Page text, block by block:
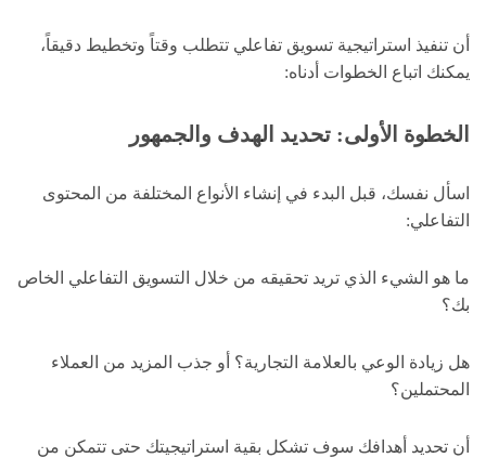
أن تنفيذ استراتيجية تسويق تفاعلي تتطلب وقتاً وتخطيط دقيقاً،
يمكنك اتباع الخطوات أدناه:
الخطوة الأولى: تحديد الهدف والجمهور
اسأل نفسك، قبل البدء في إنشاء الأنواع المختلفة من المحتوى
التفاعلي:
ما هو الشيء الذي تريد تحقيقه من خلال التسويق التفاعلي الخاص
بك؟
هل زيادة الوعي بالعلامة التجارية؟ أو جذب المزيد من العملاء
المحتملين؟
أن تحديد أهدافك سوف تشكل بقية استراتيجيتك حتى تتمكن من